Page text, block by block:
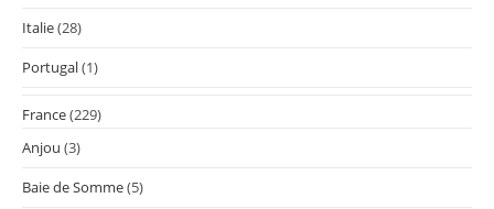
Italie(28)
Portugal(1)
France(229)
Anjou (3)
Baie de Somme(5)